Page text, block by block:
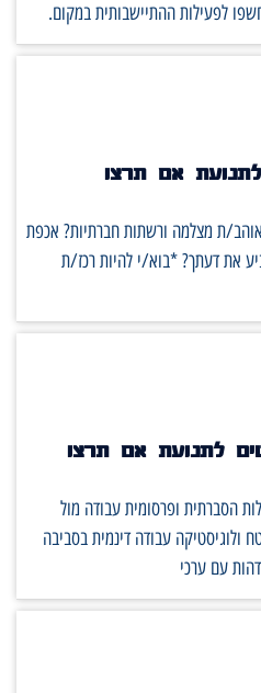
לפעילות ההתיישבותית במקום.
אם תרצו
ת מצלמה ורשתות חברתיות? אכפת
את דעתך? *בוא/י להיות רכז/ת
לתנועת אם תרצו
הסברתית ופרסומית עבודה מול
ולוגיסטיקה עבודה דינמית בסביבה
עם ערכי